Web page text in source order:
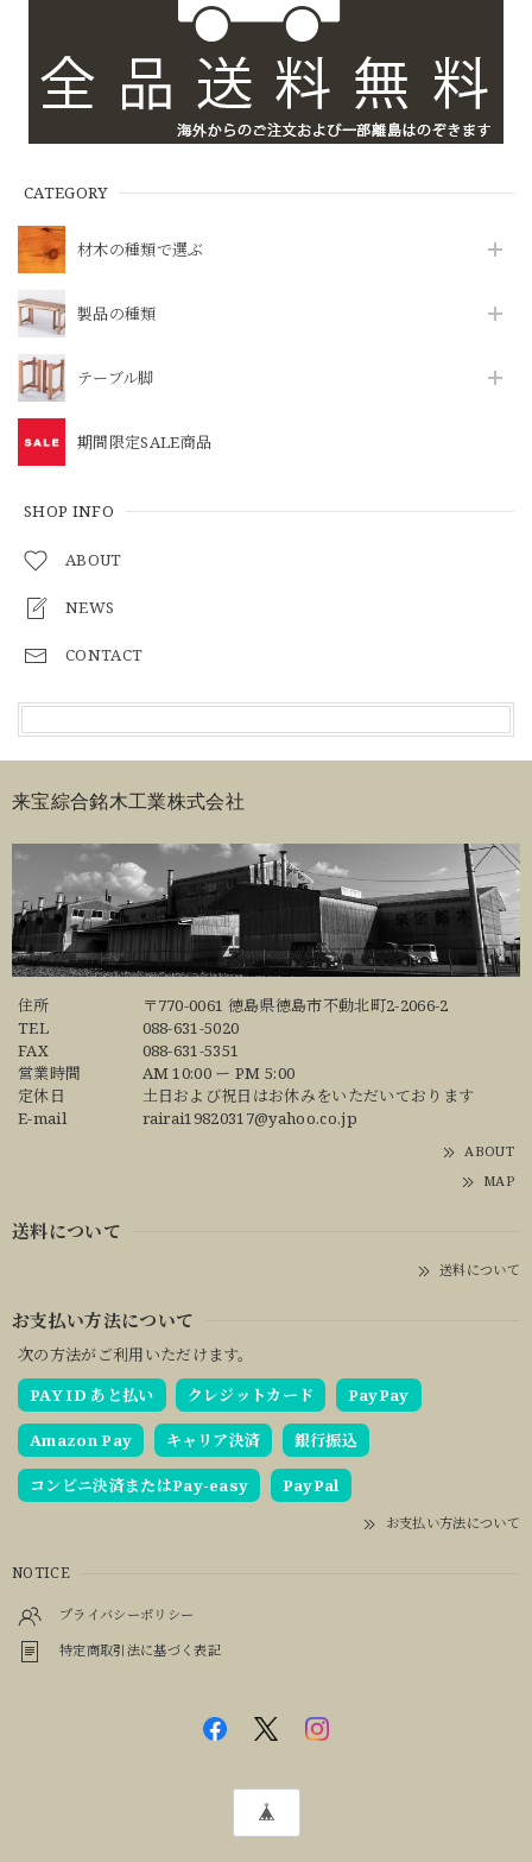
CATEGORY
材木の種類で選ぶ
製品の種類
テーブル脚
期間限定SALE商品
SHOP INFO
ABOUT
NEWS
CONTACT
来宝綜合銘木工業株式会社
住所
〒770-0061 徳島県徳島市不動北町2-2066-2
TEL
088-631-5020
FAX
088-631-5351
営業時間
AM 10:00 ー PM 5:00
定休日
土日および祝日はお休みをいただいております
E-mail
rairai19820317@yahoo.co.jp
ABOUT
MAP
送料について
送料について
お支払い方法について
次の方法がご利用いただけます。
PAY ID あと払い
クレジットカード PayPay
Amazon Pay キャリア決済 銀行振込
コンビニ決済またはPay-easy PayPal
お支払い方法について
NOTICE
プライバシーポリシー
特定商取引法に基づく表記